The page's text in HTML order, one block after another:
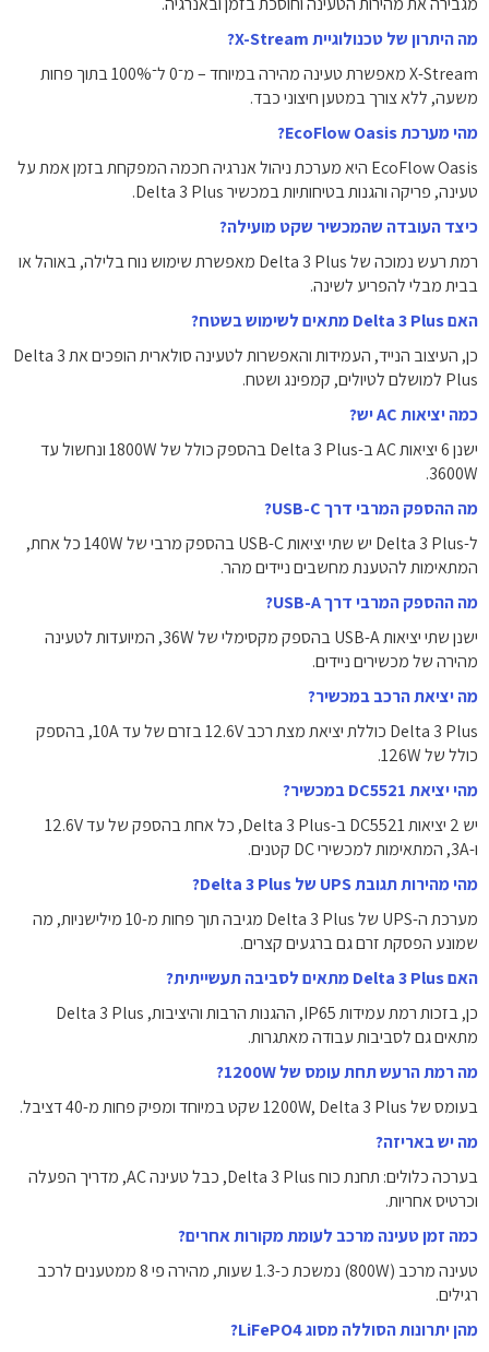
מה היתרון של טכנולוגיית X-Stream?
X-Stream מאפשרת טעינה מהירה במיוחד – מ־0 ל־100% בתוך פחות
משעה, ללא צורך במטען חיצוני כבד.
מהי מערכת EcoFlow Oasis?
EcoFlow Oasis היא מערכת ניהול אנרגיה חכמה המפקחת בזמן אמת על
טעינה, פריקה והגנות בטיחותיות במכשיר Delta 3 Plus.
כיצד העובדה שהמכשיר שקט מועילה?
רמת רעש נמוכה של Delta 3 Plus מאפשרת שימוש נוח בלילה, באוהל או
בבית מבלי להפריע לשינה.
האם Delta 3 Plus מתאים לשימוש בשטח?
כן, העיצוב הנייד, העמידות והאפשרות לטעינה סולארית הופכים את Delta 3
Plus למושלם לטיולים, קמפינג ושטח.
כמה יציאות AC יש?
ישנן 6 יציאות AC ב-Delta 3 Plus בהספק כולל של 1800W ונחשול עד
3600W.
מה ההספק המרבי דרך USB-C?
ל-Delta 3 Plus יש שתי יציאות USB-C בהספק מרבי של 140W כל אחת,
המתאימות להטענת מחשבים ניידים מהר.
מה ההספק המרבי דרך USB-A?
ישנן שתי יציאות USB-A בהספק מקסימלי של 36W, המיועדות לטעינה
מהירה של מכשירים ניידים.
מה יציאת הרכב במכשיר?
Delta 3 Plus כוללת יציאת מצת רכב 12.6V בזרם של עד 10A, בהספק
כולל של 126W.
מהי יציאת DC5521 במכשיר?
יש 2 יציאות DC5521 ב-Delta 3 Plus, כל אחת בהספק של עד 12.6V
ו-3A, המתאימות למכשירי DC קטנים.
מהי מהירות תגובת UPS של Delta 3 Plus?
מערכת ה-UPS של Delta 3 Plus מגיבה תוך פחות מ-10 מילישניות, מה
שמונע הפסקת זרם גם ברגעים קצרים.
האם Delta 3 Plus מתאים לסביבה תעשייתית?
כן, בזכות רמת עמידות IP65, ההגנות הרבות והיציבות, Delta 3 Plus
מתאים גם לסביבות עבודה מאתגרות.
מה רמת הרעש תחת עומס של 1200W?
בעומס של 1200W, Delta 3 Plus שקט במיוחד ומפיק פחות מ-40 דציבל.
מה יש באריזה?
בערכה כלולים: תחנת כוח Delta 3 Plus, כבל טעינה AC, מדריך הפעלה
וכרטיס אחריות.
כמה זמן טעינה מרכב לעומת מקורות אחרים?
טעינה מרכב (800W) נמשכת כ-1.3 שעות, מהירה פי 8 ממטענים לרכב
רגילים.
מהן יתרונות הסוללה מסוג LiFePO4?